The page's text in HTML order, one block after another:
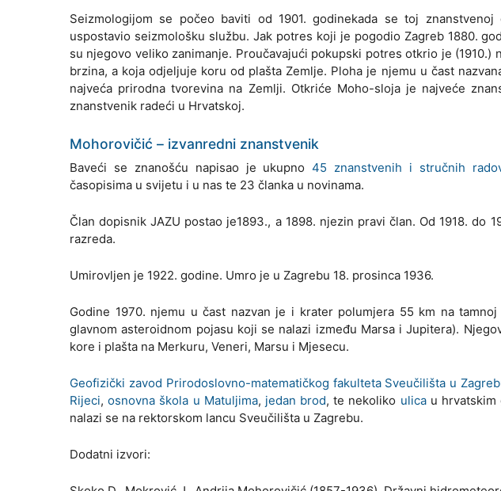
Seizmologijom se počeo baviti od 1901. godinekada se toj
uspostavio seizmološku službu. Jak potres koji je pogodio Zagreb 1880.
su njegovo veliko zanimanje. Proučavajući pokupski potres otkrio je
brzina, a koja odjeljuje koru od plašta Zemlje. Ploha je njemu u čast
najveća prirodna tvorevina na Zemlji. Otkriće Moho-sloja je najveće
znanstvenik radeći u Hrvatskoj.
Mohorovičić – izvanredni znanstvenik
Baveći se znanošću napisao je ukupno45 znanstvenih i stručnih
časopisima u svijetu i u nas te 23 članka u novinama.
Član dopisnik JAZU postao je1893., a 1898. njezin pravi član. Od 1918. do
razreda.
Umirovljen je 1922. godine. Umro je u Zagrebu 18. prosinca 1936.
Godine 1970. njemu u čast nazvan je i krater polumjera 55 km na
glavnom asteroidnom pojasu koji se nalazi između Marsa i Jupitera).
kore i plašta na Merkuru, Veneri, Marsu i Mjesecu.
Geofizički zavod Prirodoslovno-matematičkog fakulteta Sveučilišta u
Rijeci,osnovna škola u Matuljima, jedan brod, te nekoliko ulicau hrvatskim
nalazi se na rektorskom lancu Sveučilišta u Zagrebu.
Dodatni izvori: